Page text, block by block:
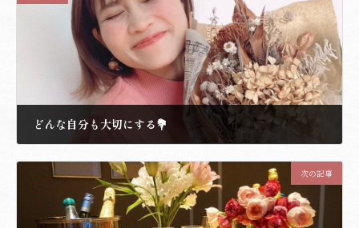
どんな自分も大切にする💐
次の記事